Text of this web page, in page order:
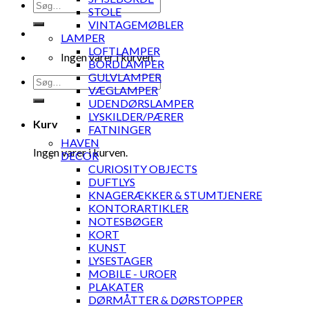
Søg
efter:
Ingen varer i kurven.
Søg
efter:
Kurv
Ingen varer i kurven.
STOLE
VINTAGEMØBLER
LAMPER
LOFTLAMPER
BORDLAMPER
GULVLAMPER
VÆGLAMPER
UDENDØRSLAMPER
LYSKILDER/PÆRER
FATNINGER
HAVEN
DECOR
CURIOSITY OBJECTS
DUFTLYS
KNAGERÆKKER & STUMTJENERE
KONTORARTIKLER
NOTESBØGER
KORT
KUNST
LYSESTAGER
MOBILE - UROER
PLAKATER
DØRMÅTTER & DØRSTOPPER